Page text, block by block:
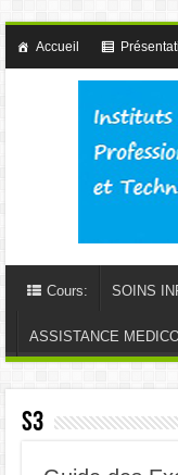
Accueil
Cours: SOINS
ASSISTANCE
S3